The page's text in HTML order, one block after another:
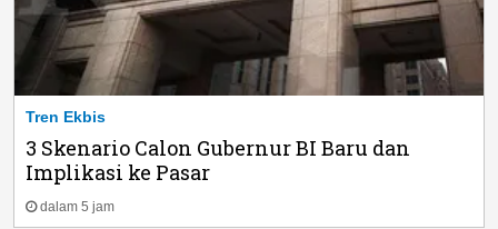
Tren Ekbis
3 Skenario Calon Gubernur BI Baru dan
Implikasi ke Pasar
dalam 5 jam